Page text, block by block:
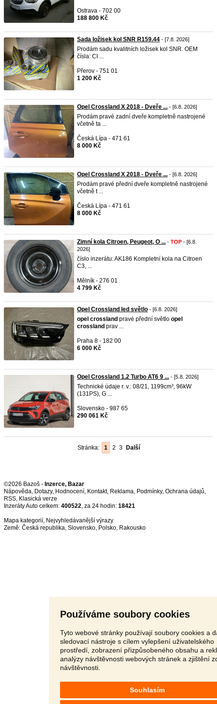
Používáme soubory cookies
Tyto webové stránky používají soubory cookies a
sledovací nástroje s cílem vylepšení uživatelského
prostředí, zobrazení přizpůsobeného obsahu a
analýzy návštěvnosti webových stránek a zjištění
návštěvnosti.
Souhlasím
Ostrava - 702 00
188 800 Kč
Sada ložisek kol SNR R159.44 - [7.8. 2026]
Prodám sadu kvalitních ložisek kol SNR. OEM
čísla: CI ...
Přerov - 751 01
1 200 Kč
Opel Crossland X 2018 - Dveře ... - [6.8. 2026]
Prodám pravé zadní dveře kompletně nastrojené
včetně ta ...
Česká Lípa - 471 61
8 000 Kč
Opel Crossland X 2018 - Dveře ... - [6.8. 2026]
Prodám pravé přední dveře kompletně nastrojené
včetně t ...
Česká Lípa - 471 61
8 000 Kč
Zimní kola Citroen, Peugeot, O ... - TOP - [6.8.
2026]
číslo inzerátu: AK186 Kompletní kola na Citroen
C3, ...
Mělník - 276 01
4 799 Kč
Opel Crossland led světlo - [6.8. 2026]
opel crossland pravé přední světlo opel
crossland prav ...
Praha 8 - 182 00
6 000 Kč
Opel Crossland 1.2 Turbo AT6 9 ... - [5.8. 2026]
Technické údaje r. v.: 08/21, 1199cm³, 96kW
(131PS), G ...
Slovensko - 987 65
290 061 Kč
Stránka: 1 2 3 Další
©2026 Bazoš - Inzerce, Bazar
Nápověda, Dotazy, Hodnocení, Kontakt, Reklama, Podmínky, Ochrana údajů,
RSS,
Inzeráty Auto celkem: 400522, za 24 hodin: 18421
Mapa kategorií, Nejvyhledávanější výrazy
Země: Česká republika, Slovensko, Polsko, Rakousko